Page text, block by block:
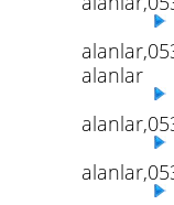
alanlar